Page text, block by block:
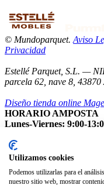
© Mundoparquet. Aviso
Privacidad
Estellé Parquet, S.L. —
parcela 62, nave 8,
Diseño tienda online
HORARIO AMPOSTA
Lunes-Viernes: 9:00-
Nota: Nuestro
previa.
Utilizamos cookies
Podemos utilizarlas para el
nuestro sitio web, mostrar